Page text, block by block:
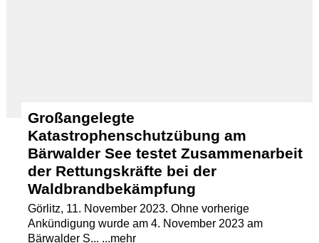
Großangelegte
Katastrophenschutzübung am
Bärwalder See testet Zusammenarbeit
der Rettungskräfte bei der
Waldbrandbekämpfung
Görlitz, 11. November 2023. Ohne vorherige
Ankündigung wurde am 4. November 2023 am
Bärwalder S... ...mehr